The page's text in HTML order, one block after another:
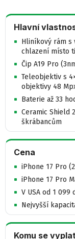
Hlavní
Hliníkový rám
chlazení místo
Čip A19 Pro
Teleobjektiv s
objektivy 48
Baterie až 33
Ceramic Shield
škrábancům
Cena
iPhone 17 Pro
iPhone 17 Pro
V USA od 1
Nejvyšší
Komu se